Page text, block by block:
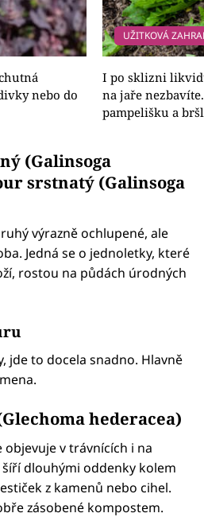
nebo do
UŽITKOVÁ
I po sklizni
na jaře
pampelišku a
(Galinsoga
srstnatý (Galinsoga
výrazně ochlupené, ale
Jedná se o jednoletky, které
rostou na půdách úrodných
jde to docela snadno. Hlavně
hederacea)
objevuje v trávnících i na
dlouhými oddenky kolem
z kamenů nebo cihel.
zásobené kompostem.